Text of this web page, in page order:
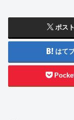
ポスト
はて